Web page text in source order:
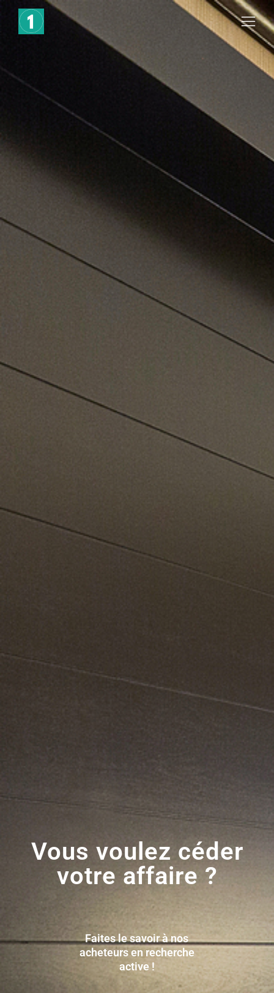
Vous voulez céder
votre affaire ?
Faites le savoir à nos
acheteurs en recherche
active !